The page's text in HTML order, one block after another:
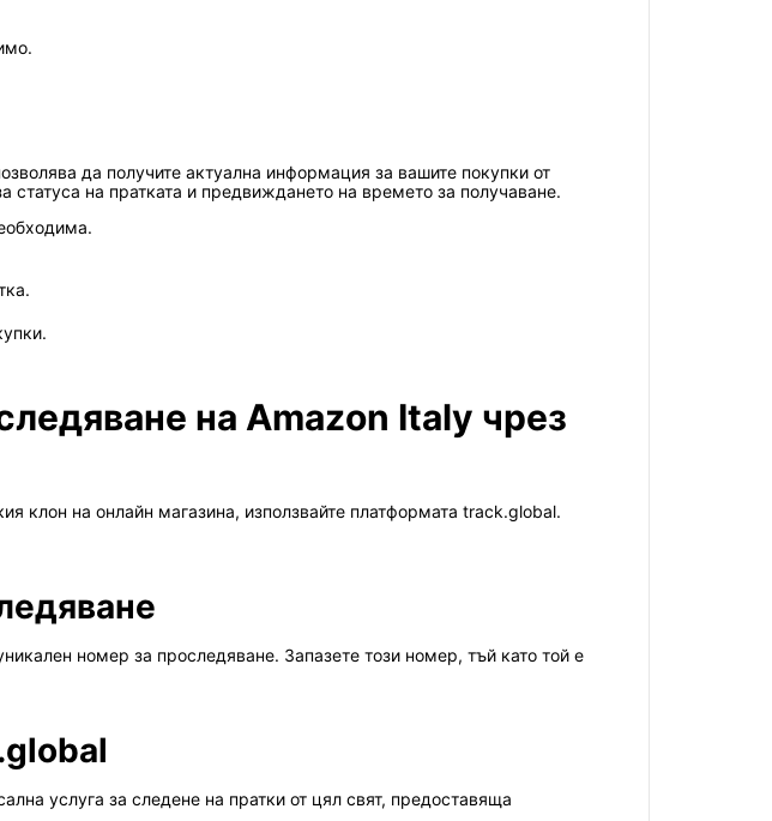
да получите актуална информация за вашите покупки от
на пратката и предвиждането на времето за получаване.
на Amazon Italy чрез
клон на онлайн магазина, използвайте платформата track.global.
номер за проследяване. Запазете този номер, тъй като той е
услуга за следене на пратки от цял свят, предоставяща